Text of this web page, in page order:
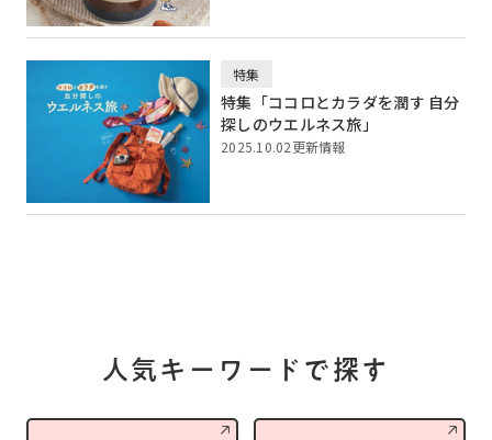
特集
特集「ココロとカラダを潤す 自分
探しのウエルネス旅」
2025.10.02更新情報
人気キーワードで探す